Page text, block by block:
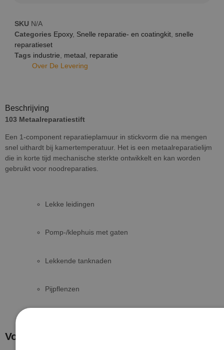
SKU N/A
Categories Epoxy, Snelle reparatie- en coatingkit snelle
reparatieset
Tags industrie metaal
reparatie
Over De Levering
Beschrijving
103 Metaalreparatiestift
Een 1-component reparatieplamuur in stickvorm die na mengen
snel uithardt bij kamertemperatuur. Het is een metaalreparatielijm
die in korte tijd mechanische sterkte ontwikkelt en kan worden
gebruikt voor noodreparaties.
Lekke leidingen
Pomp-/klephuis met gaten
Lekkende tanknaden
Pijpflenzen
Voorbereiding van het oppervlak